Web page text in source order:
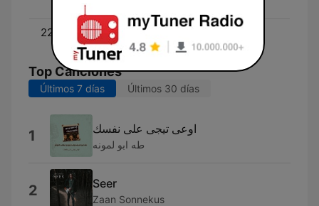
22:00 - 00:00 Musiek
Top Canciones
Últimos 7 días Últimos 30 días
1 اوعى تيجى على نفسك
طه ابو لمونه
2 Seer
Zaan Sonnekus